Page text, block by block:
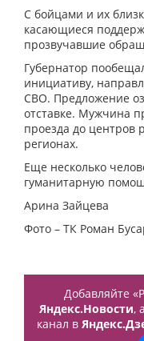
С бойцами и их
касающиеся
прозвучавшие
Губернатор
инициативу,
СВО. Предложение
отставке. Мужчина
проезда до центров
регионах.
Еще несколько
гуманитарную
Арина Зайцева
Фото – ТК Роман
Добавляйте
Яндекс.Новости,
канал в